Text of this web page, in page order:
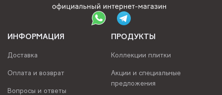
ИНФОРМАЦИЯ
Доставка
Оплата и возврат
Вопросы и ответы
ПРОДУКТЫ
Коллекции плитки
Акции и специальные
предложения